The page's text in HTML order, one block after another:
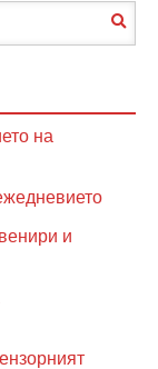
на
и